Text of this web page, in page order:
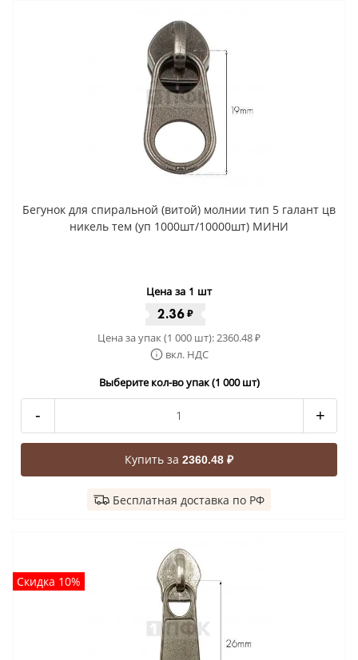
Бегунок для спиральной (витой) молнии тип 5 галант цв
никель тем (уп 1000шт/10000шт) МИНИ
Цена за 1 шт
2.36 ₽
Цена за упак (1 000 шт): 2360.48₽
вкл. НДС
Выберите кол-во упак (1 000 шт)
- +
Купить за 2360.48 ₽
Бесплатная доставка по РФ
Скидка 10%